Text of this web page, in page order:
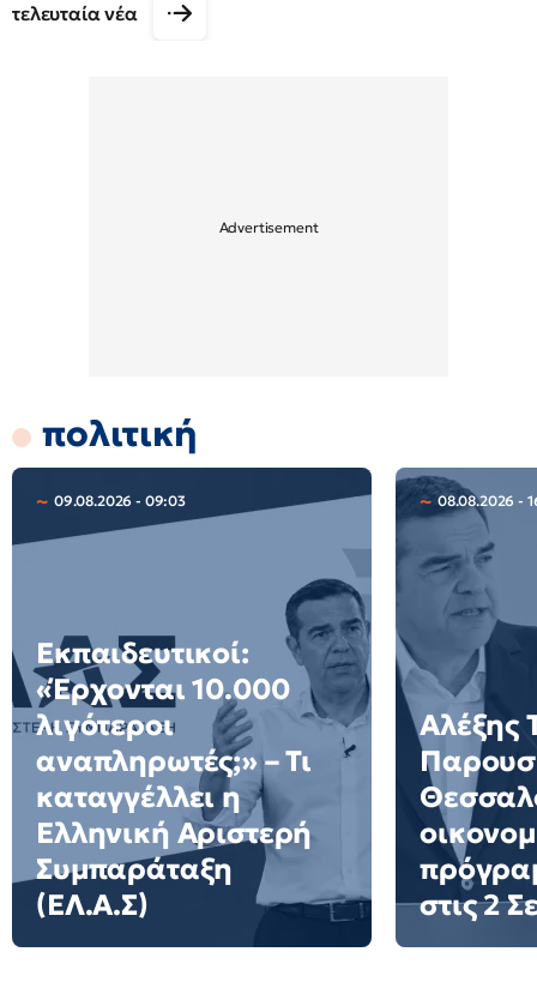
τελευταία νέα
πολιτική
09.08.2026 - 09:03
Εκπαιδευτικοί:
«Έρχονται 10.000
λιγότεροι
αναπληρωτές;» – Τι
καταγγέλλει η
Ελληνική Αριστερή
Συμπαράταξη
(ΕΛ.Α.Σ)
08.08.2026 -
Αλέξης
στις 2